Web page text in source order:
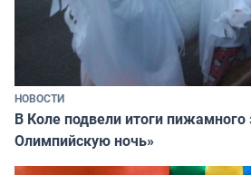
НОВОСТИ
В Коле подвели итоги пижамного
Олимпийскую ночь»